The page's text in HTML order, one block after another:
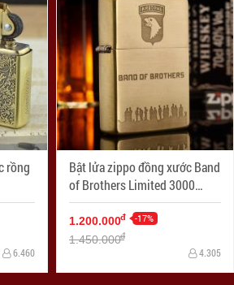
rồng
6.460
Bật lửa zippo đồng xước Band
of Brothers Limited 3000
sang trọng
1.200.000đ -17%
1.450.000đ
4.305